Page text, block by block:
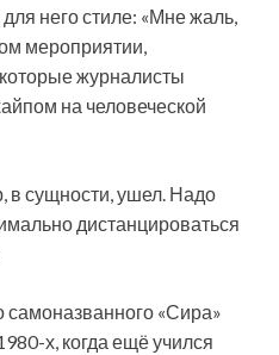
него стиле: «Мне жаль,
мероприятии,
журналисты
на человеческой
в сущности, ушел. Надо
дистанцироваться
самоназванного «Сира»
х, когда ещё учился